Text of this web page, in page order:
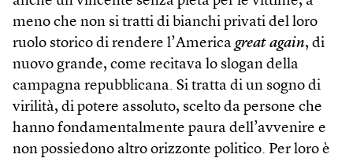
meno che non si tratti di bianchi privati del loro
ruolo storico di rendere l’America great again, di
nuovo grande, come recitava lo slogan della
campagna repubblicana. Si tratta di un sogno di
virilità, di potere assoluto, scelto da persone che
hanno fondamentalmente paura dell’avvenire e
non possiedono altro orizzonte politico. Per loro è